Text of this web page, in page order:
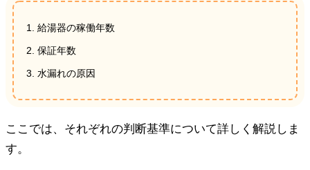
給湯器の稼働年数
保証年数
水漏れの原因
ここでは、それぞれの判断基準について詳しく解説しま
す。